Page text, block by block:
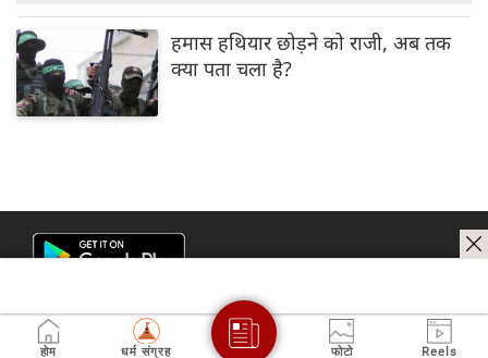
हमास हथियार छोड़ने को राजी, अब तक
क्या पता चला है?
होम धर्म संग्रह फोटो Reels